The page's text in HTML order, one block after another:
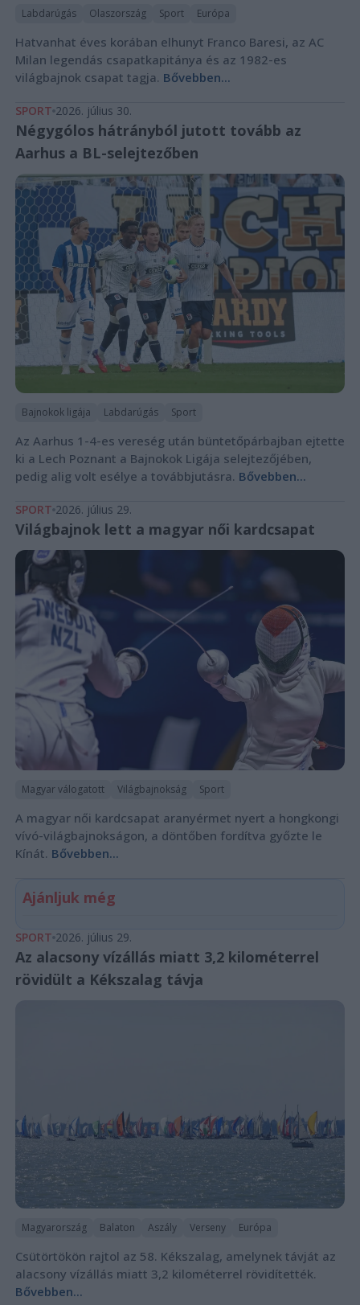
Labdarúgás Olaszország Sport Európa
Hatvanhat éves korában elhunyt Franco Baresi, az AC
Milan legendás csapatkapitánya és az 1982-es
világbajnok csapat tagja. Bővebben...
SPORT 2026. július 30.
Négygólos hátrányból jutott tovább az
Aarhus a BL-selejtezőben
Bajnokok ligája Labdarúgás Sport
Az Aarhus 1-4-es vereség után büntetőpárbajban ejtette
ki a Lech Poznant a Bajnokok Ligája selejtezőjében,
pedig alig volt esélye a továbbjutásra. Bővebben...
SPORT 2026. július 29.
Világbajnok lett a magyar női kardcsapat
Magyar válogatott Világbajnokság Sport
A magyar női kardcsapat aranyérmet nyert a hongkongi
vívó-világbajnokságon, a döntőben fordítva győzte le
Kínát. Bővebben...
Ajánljuk még
SPORT 2026. július 29.
Az alacsony vízállás miatt 3,2 kilométerrel
rövidült a Kékszalag távja
Magyarország Balaton Aszály Verseny Európa
Csütörtökön rajtol az 58. Kékszalag, amelynek távját az
alacsony vízállás miatt 3,2 kilométerrel rövidítették.
Bővebben...